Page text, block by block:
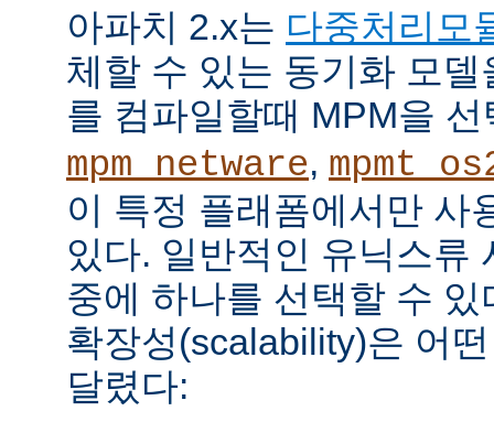
아파치 2.x는 다중처리모
체할 수 있는 동기화 모
를 컴파일할때 MPM을
mpm_netware,
이 특정 플래폼에서만 사
있다. 일반적인 유닉스류
중에 하나를 선택할 수
확장성(scalability)은 어
달렸다: